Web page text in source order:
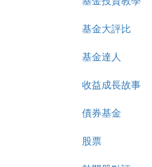
基金大評比
基金達人
收益成長故事
債券基金
股票